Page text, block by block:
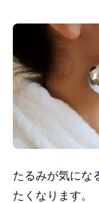
たるみが気にな
たくなります。